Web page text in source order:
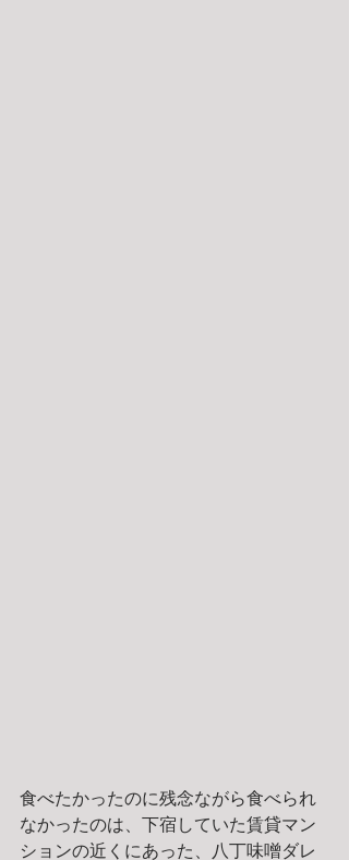
食べたかったのに残念ながら食べられ
なかったのは、下宿していた賃貸マン
ションの近くにあった、八丁味噌ダレ